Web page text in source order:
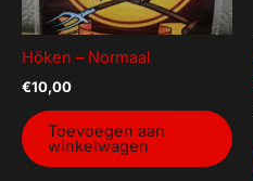
Höken – Normaal
€10,00
Toevoegen aan
winkelwagen